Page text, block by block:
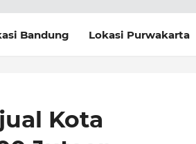
Bandung Lokasi Purwakarta
Kota